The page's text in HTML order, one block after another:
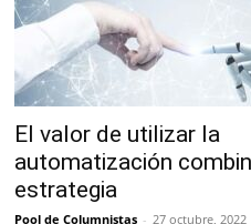
El valor de utilizar la
automatización
estrategia
Pool de Columnistas - 27 octubre, 2022